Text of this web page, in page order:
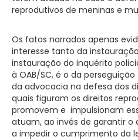
reprodutivos de meninas e
Os fatos narrados apenas
interesse tanto da
instauração do inquérito
à OAB/SC, é o da
da advocacia na defesa dos
quais figuram os direitos
promovem e impulsionam
atuam, ao invés de garantir o
a impedir o cumprimento da